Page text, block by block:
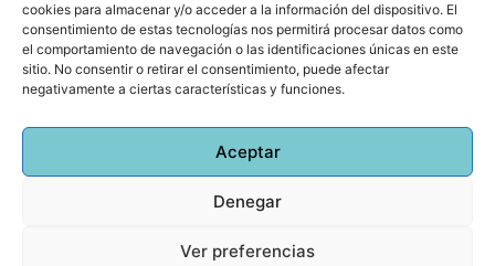
cookies para almacenar y/o acceder a la información del dispositivo. El
consentimiento de estas tecnologías nos permitirá procesar datos como
el comportamiento de navegación o las identificaciones únicas en este
sitio. No consentir o retirar el consentimiento, puede afectar
negativamente a ciertas características y funciones.
Aceptar
Denegar
Ver preferencias
Mi libro: La felicidad: qué ayuda y qué no.
Blog: Reflexiones que conectan
Agendar cita
Leocadio Martín | DiseñoHuub World